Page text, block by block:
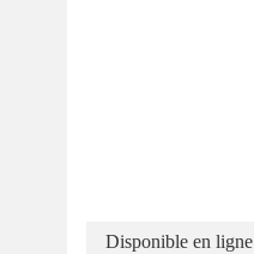
Disponible en ligne